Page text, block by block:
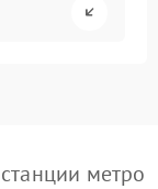
метро